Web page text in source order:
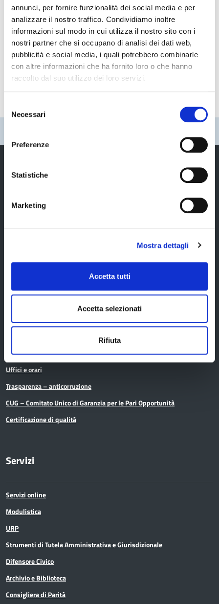
annunci, per fornire funzionalità dei social media e per
analizzare il nostro traffico. Condividiamo inoltre
informazioni sul modo in cui utilizza il nostro sito con i
nostri partner che si occupano di analisi dei dati web,
pubblicità e social media, i quali potrebbero combinarle
con altre informazioni che ha fornito loro o che hanno
raccolto dal suo utilizzo dei loro servizi.
delNecessari
Preferenze
Statistiche
Marketing
Mostra dettagli
Accetta tutti
Accetta selezionati
Rifiuta
Struttura di riferimento
Direzione generale
Ufficio Stampa
Elezioni del Presidente della Provincia del 28/01/2023
Atti generali
Uffici e orari
Trasparenza – anticorruzione
CUG – Comitato Unico di Garanzia per le Pari Opportunità
Certificazione di qualità
Servizi
Servizi online
Modulistica
URP
Strumenti di Tutela Amministrativa e Giurisdizionale
Difensore Civico
Archivio e Biblioteca
Consigliera di Parità